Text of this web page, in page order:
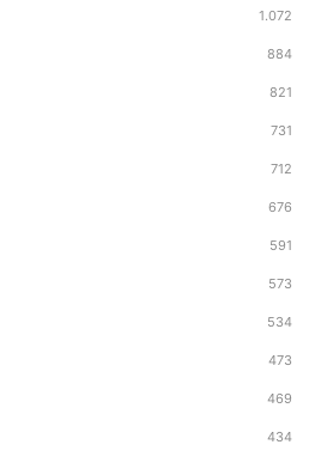
1.072
884
821
731
712
676
591
573
534
473
469
434